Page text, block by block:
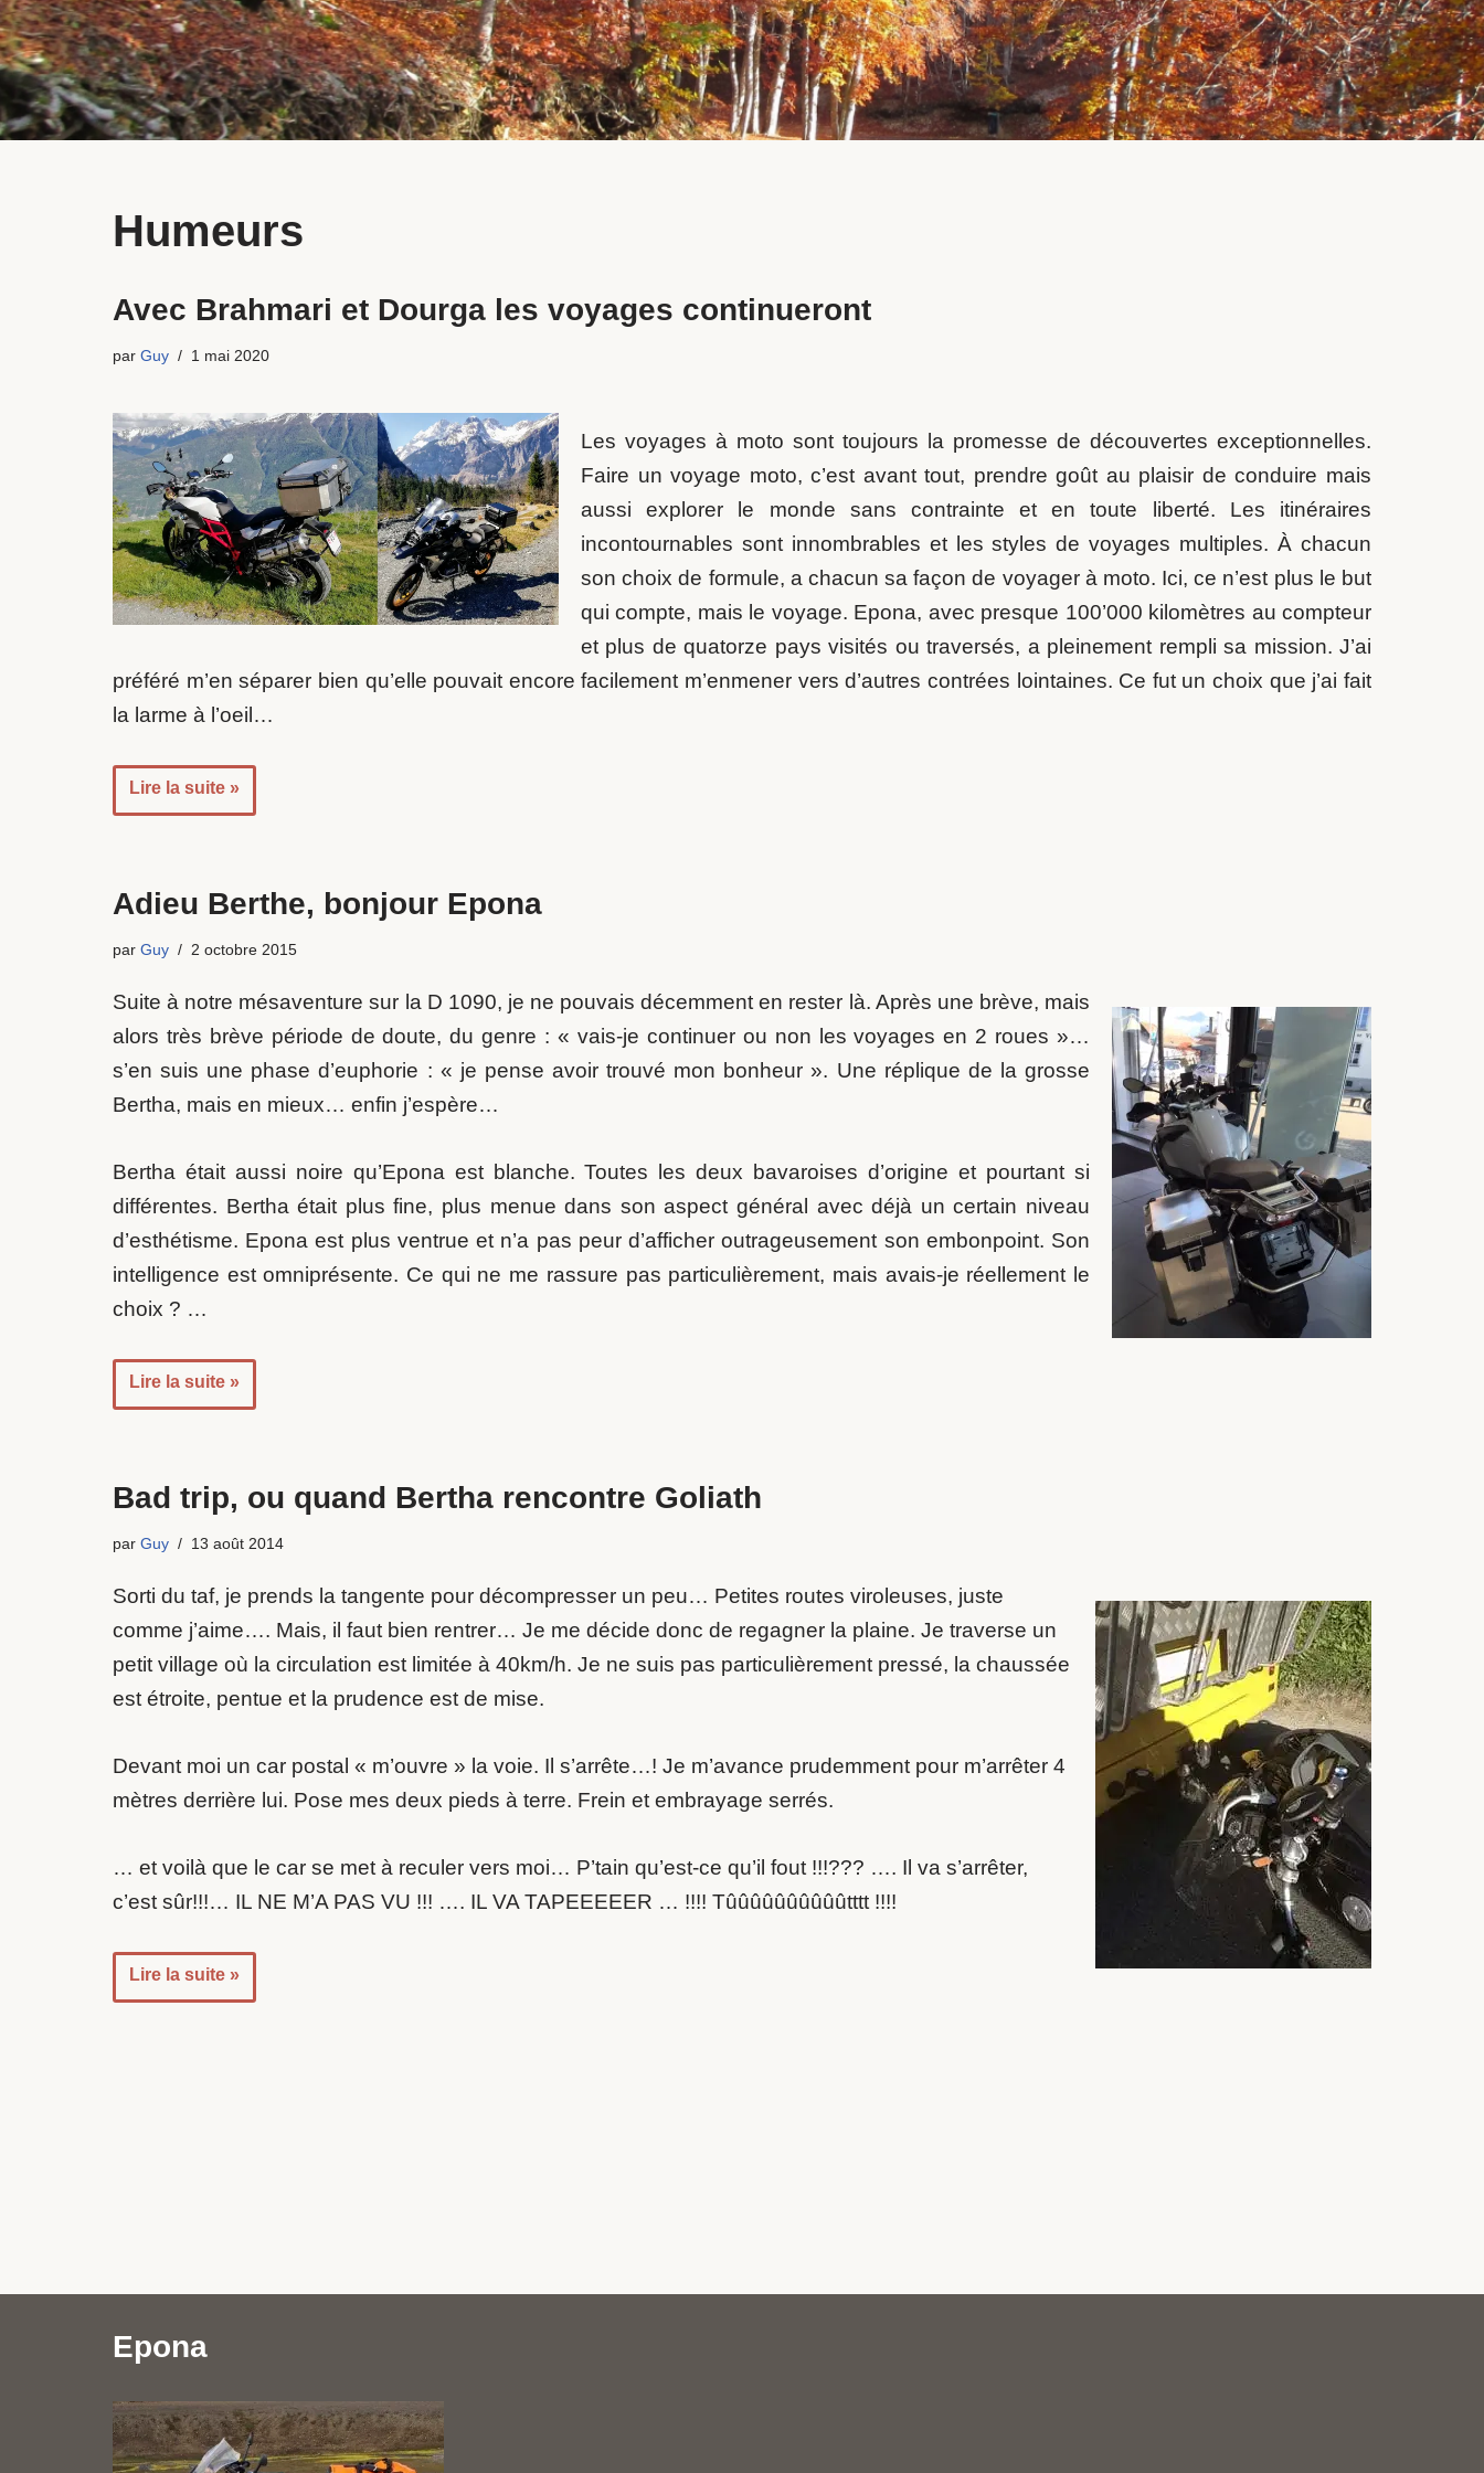
Humeurs
Avec Brahmari et Dourga les voyages continueront
par Guy 1 mai 2020
Les voyages à moto sont toujours la promesse de découvertes exceptionnelles.
Faire un voyage moto, c’est avant tout, prendre goût au plaisir de conduire mais
aussi explorer le monde sans contrainte et en toute liberté. Les itinéraires
incontournables sont innombrables et les styles de voyages multiples. À chacun
son choix de formule, a chacun sa façon de voyager à moto. Ici, ce n’est plus le but
qui compte, mais le voyage. Epona, avec presque 100’000 kilomètres au compteur
et plus de quatorze pays visités ou traversés, a pleinement rempli sa mission. J’ai
préféré m’en séparer bien qu’elle pouvait encore facilement m’enmener vers d’autres contrées lointaines. Ce fut un choix que j’ai fait
la larme à l’oeil…
Lire la suite »
Adieu Berthe, bonjour Epona
par Guy 2 octobre 2015
Suite à notre mésaventure sur la D 1090, je ne pouvais décemment en rester là. Après une brève, mais
alors très brève période de doute, du genre : « vais-je continuer ou non les voyages en 2 roues »…
s’en suis une phase d’euphorie : « je pense avoir trouvé mon bonheur ». Une réplique de la grosse
Bertha, mais en mieux… enfin j’espère…
Bertha était aussi noire qu’Epona est blanche. Toutes les deux bavaroises d’origine et pourtant si
différentes. Bertha était plus fine, plus menue dans son aspect général avec déjà un certain niveau
d’esthétisme. Epona est plus ventrue et n’a pas peur d’afficher outrageusement son embonpoint. Son
intelligence est omniprésente. Ce qui ne me rassure pas particulièrement, mais avais-je réellement le
choix ? …
Lire la suite »
Bad trip, ou quand Bertha rencontre Goliath
par Guy 13 août 2014
Sorti du taf, je prends la tangente pour décompresser un peu… Petites routes viroleuses, juste
comme j’aime…. Mais, il faut bien rentrer… Je me décide donc de regagner la plaine. Je traverse un
petit village où la circulation est limitée à 40km/h. Je ne suis pas particulièrement pressé, la chaussée
est étroite, pentue et la prudence est de mise.
Devant moi un car postal « m’ouvre » la voie. Il s’arrête…! Je m’avance prudemment pour m’arrêter 4
mètres derrière lui. Pose mes deux pieds à terre. Frein et embrayage serrés.
… et voilà que le car se met à reculer vers moi… P’tain qu’est-ce qu’il fout !!!??? …. Il va s’arrêter,
c’est sûr!!!… IL NE M’A PAS VU !!! …. IL VA TAPEEEEER … !!!! Tûûûûûûûûûûtttt !!!!
Lire la suite »
Epona